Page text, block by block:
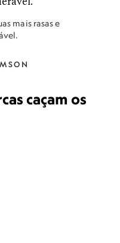
mais rasas e
caçam os